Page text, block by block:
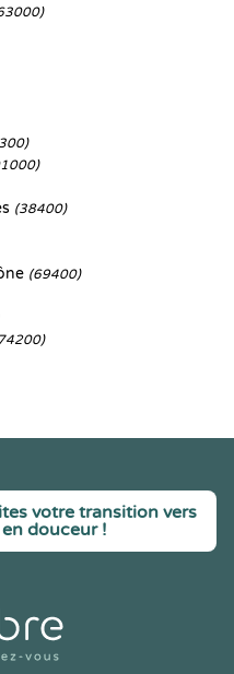
(38400)
(69400)
votre transition vers
douceur !